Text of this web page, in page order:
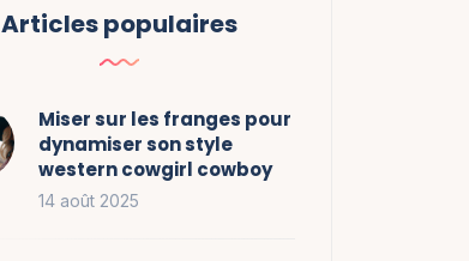
Articles populaires
Miser sur les franges pour
dynamiser son style
western cowgirl cowboy
14 août 2025